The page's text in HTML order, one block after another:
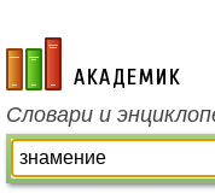
academic.ru
Словари и